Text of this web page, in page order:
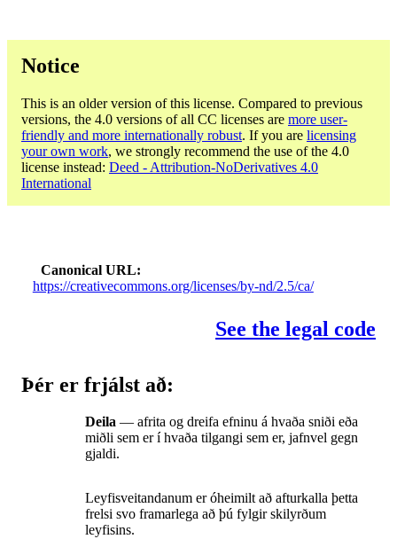
Notice
This is an older version of this license. Compared to previous
versions, the 4.0 versions of all CC licenses are more user-
friendly and more internationally robust. If you are licensing
your own work, we strongly recommend the use of the 4.0
license instead: Deed - Attribution-NoDerivatives 4.0
International
Canonical URL
https://creativecommons.org/licenses/by-nd/2.5/ca/
See the legal code
Þér er frjálst að:
Deila — afrita og dreifa efninu á hvaða sniði eða
miðli sem er í hvaða tilgangi sem er, jafnvel gegn
gjaldi.
Leyfisveitandanum er óheimilt að afturkalla þetta
frelsi svo framarlega að þú fylgir skilyrðum
leyfisins.